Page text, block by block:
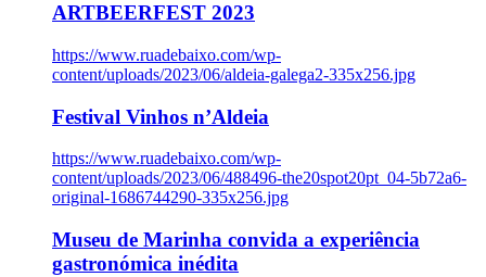
ARTBEERFEST 2023
https://www.ruadebaixo.com/wp-
content/uploads/2023/06/aldeia-galega2-335x256.jpg
Festival Vinhos n’Aldeia
https://www.ruadebaixo.com/wp-
content/uploads/2023/06/488496-the20spot20pt_04-5b72a6-
original-1686744290-335x256.jpg
Museu de Marinha convida a experiência
gastronómica inédita